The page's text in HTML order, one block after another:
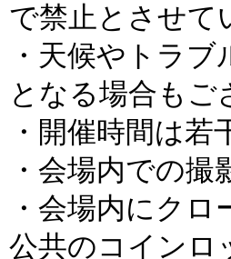
で禁止とさせて
・天候やトラ
となる場合も
・開催時間は
・会場内での
・会場内にク
公共のコインロ